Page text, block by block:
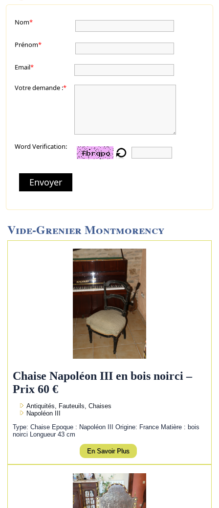
Nom*
Prénom*
Email*
Votre demande :*
Word Verification:
Envoyer
Vide-Grenier Montmorency
Chaise Napoléon III en bois noirci –
Prix 60 €
Antiquités, Fauteuils, Chaises
Napoléon III
Type: Chaise Epoque : Napoléon III Origine: France Matière : bois
noirci Longueur 43 cm
En Savoir Plus